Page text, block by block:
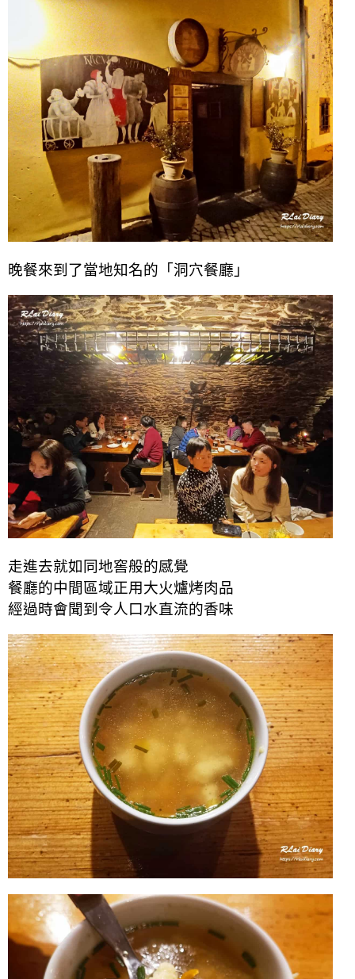
晚餐來到了當地知名的「洞穴餐廳」
走進去就如同地窖般的感覺
餐廳的中間區域正用大火爐烤肉品
經過時會聞到令人口水直流的香味